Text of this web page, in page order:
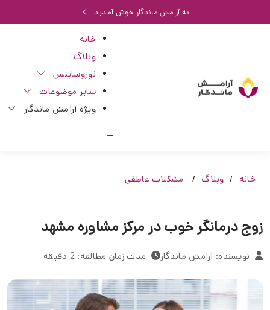
به آرامش ماندگار خوش آمدید
خانه
وبلاگ
نوروساینس
سایر موضوعات
ویژه آرامش ماندگار
خانه وبلاگ مشکلات عاطفی
زوج درمانگر خوب در مرکز مشاوره مشهد
نویسنده: آرامش ماندگار مدت زمان مطالعه: 2 دقیقه